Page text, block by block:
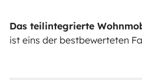
Das teilintegrierte
ist eins der bestbewerteten